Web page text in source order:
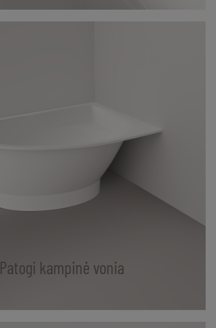
Patogi kampinė vonia